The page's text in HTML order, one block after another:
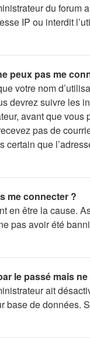
du forum
IP ou interdit
peux pas me
votre nom
devrez suivre les
avant que
pas de
certain que
me connecter ?
en être la cause.
pas avoir été
le passé mais
ait
base de données.